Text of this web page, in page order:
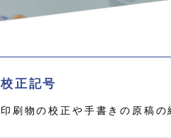
校正記号
印刷物の校正や手書きの原稿